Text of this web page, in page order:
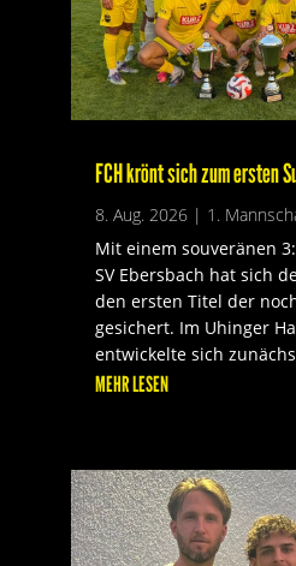
FCH krönt sich zum ersten
8. Aug. 2026| 1.
Mit einem souveränen
SV Ebersbach hat sich
den ersten Titel der
gesichert. Im Uhinger
entwickelte sich
MEHR LESEN